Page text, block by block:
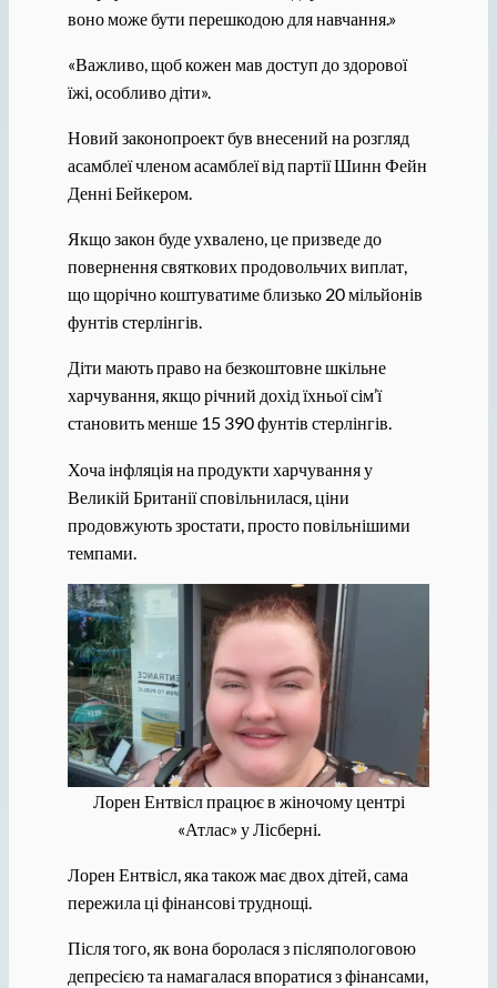
воно може бути перешкодою для навчання.»
«Важливо, щоб кожен мав доступ до здорової
їжі, особливо діти».
Новий законопроект був внесений на розгляд
асамблеї членом асамблеї від партії Шинн Фейн
Денні Бейкером.
Якщо закон буде ухвалено, це призведе до
повернення святкових продовольчих виплат,
що щорічно коштуватиме близько 20 мільйонів
фунтів стерлінгів.
Діти мають право на безкоштовне шкільне
харчування, якщо річний дохід їхньої сім’ї
становить менше 15 390 фунтів стерлінгів.
Хоча інфляція на продукти харчування у
Великій Британії сповільнилася, ціни
продовжують зростати, просто повільнішими
темпами.
Лорен Ентвісл працює в жіночому центрі
«Атлас» у Лісберні.
Лорен Ентвісл, яка також має двох дітей, сама
пережила ці фінансові труднощі.
Після того, як вона боролася з післяпологовою
депресією та намагалася впоратися з фінансами,